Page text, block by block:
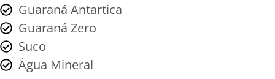
Guaraná Antartica
Guaraná Zero
Suco
Água Mineral